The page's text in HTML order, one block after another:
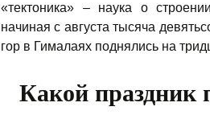
«тектоника» – наука о
начиная с августа тысяча
гор в Гималаях поднялись на
Какой